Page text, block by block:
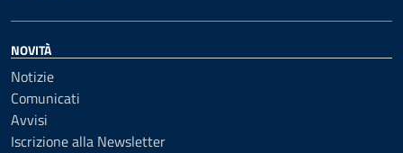
NOVITÀ
Notizie
Comunicati
Avvisi
Iscrizione alla Newsletter